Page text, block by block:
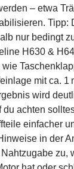
– etwa
nur bedingt
H630 &
mit ca.
wird
du achten
einfacher
in der
zu,